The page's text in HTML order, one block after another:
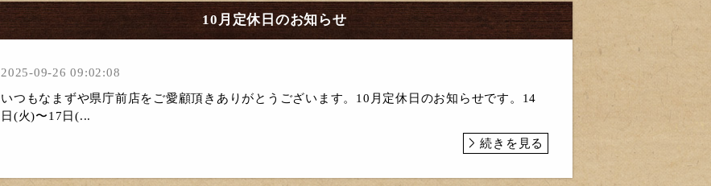
10月定休日のお知らせ
2025-09-26 09:02:08
いつもなまずや県庁前店をご愛顧頂きありがとうございます。10月定休日のお知らせです。14
日(火)〜17日(...
続きを見る